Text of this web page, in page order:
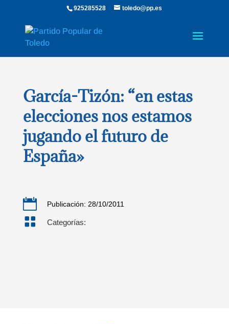
925285528 toledo@pp.es
García-Tizón: “en estas
elecciones nos estamos
jugando el futuro de
España»
 Publicación: 28/10/2011
 Categorías: